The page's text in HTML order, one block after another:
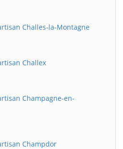
Challes-la-Montagne
Challex
Champagne-en-
Champdor